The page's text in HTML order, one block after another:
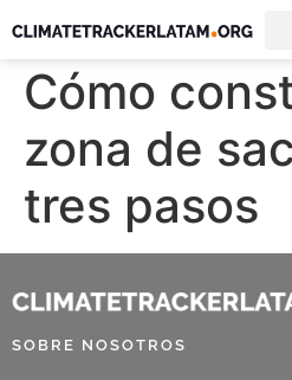
Cómo
zona de
tres pasos
SOBRE NOSOTROS